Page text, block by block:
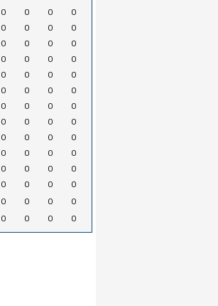
0 0 0
0
0 0 0
0
0 0 0
0
0 0 0
0
0 0 0
0
0 0 0
0
0 0 0
0
0 0 0
0
0 0 0
0
0 0 0
0
0 0 0
0
0 0 0
0
0 0 0
0
0 0 0 0